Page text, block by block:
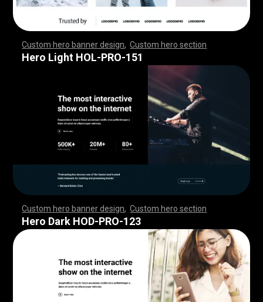
Custom hero banner design ,Custom hero section
,,,,,,,,,,,,,,,,,,,,,,,,,,,,,, ,,,,,,,,,,,,,,,,,,,,,,,
,,,,,,,,,,,,,,,,,,,,,,,,,,,,,, ,,,,,,,,,,,,,,,,,,,,,,,
Hero Light HOL-PRO-151
Custom hero banner design ,Custom hero section
,,,,,,,,,,,,,,,,,,,,,,,,,,,,,, ,,,,,,,,,,,,,,,,,,,,,,,
,,,,,,,,,,,,,,,,,,,,,,,,,,,,,, ,,,,,,,,,,,,,,,,,,,,,,,
Hero Dark HOD-PRO-123